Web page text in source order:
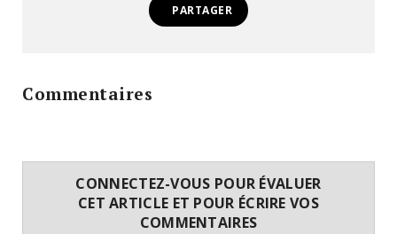
PARTAGER
Commentaires
CONNECTEZ-VOUS POUR ÉVALUER
CET ARTICLE ET POUR ÉCRIRE VOS
COMMENTAIRES